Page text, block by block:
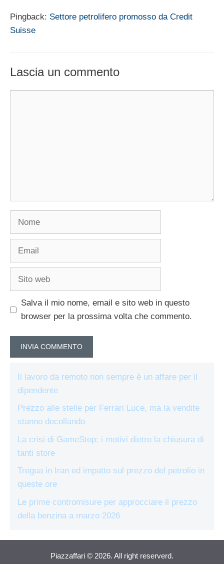
Pingback: Settore petrolifero promosso da Credit
Suisse
Lascia un commento
Nome
Email
Sito
Salva il mio nome, email e sito web in questo
browser per la prossima volta che commento.
Il lavoro da remoto non sempre è un affare per il
dipendente
Prezzo alle stelle per Ferrari Luce, ma la vendite
stanno decollando
La crisi di GameStop: i motivi dietro la chiusura di
tanti store
Tregua in Iran ed impatto sul prezzo del petrolio in
queste ore
Le prime contromisure per approcciare il prezzo
della benzina a marzo 2026
Piazzaffari © 2026. All right reserverd.